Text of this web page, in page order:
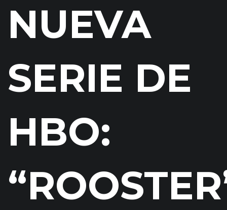
NUEVA
SERIE DE
HBO: